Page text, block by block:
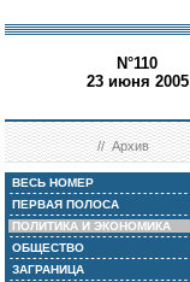
N°110
23 июня 2005
//Архив
ВЕСЬ НОМЕР
ПЕРВАЯ ПОЛОСА
ПОЛИТИКА И ЭКОНОМИКА
ОБЩЕСТВО
ЗАГРАНИЦА